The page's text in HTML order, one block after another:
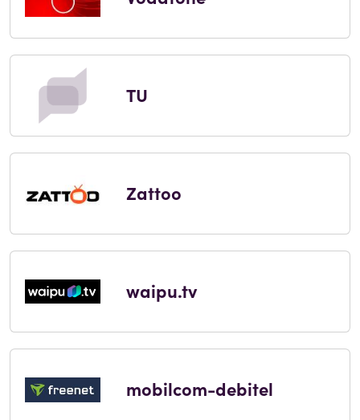
TU
Zattoo
waipu.tv
mobilcom-debitel